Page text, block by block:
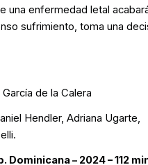
una enfermedad letal
sufrimiento, toma una
de la Calera
Hendler, Adriana Ugarte,
Dominicana – 2024 – 112